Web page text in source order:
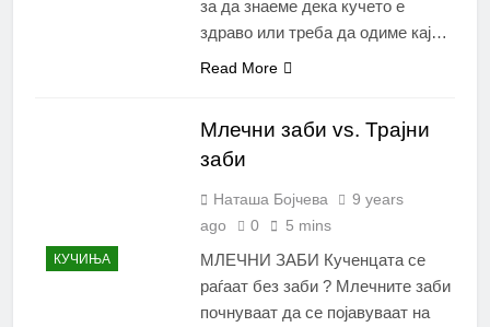
за да знаеме дека кучето е
здраво или треба да одиме кај…
Read More
КУЧИЊА
Млечни заби vs. Трајни
заби
Наташа Бојчева
9 years
ago
0 5 mins
МЛЕЧНИ ЗАБИ Кученцата се
раѓаат без заби ? Млечните заби
почнуваат да се појавуваат на